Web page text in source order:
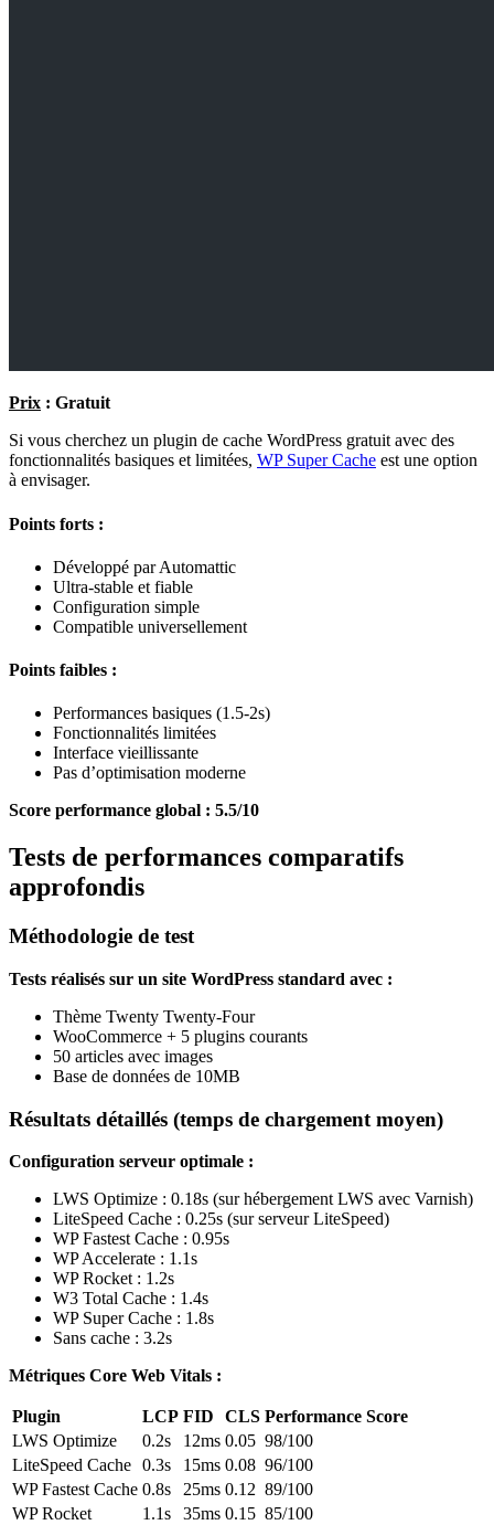
Prix : Gratuit
Si vous cherchez un plugin de cache WordPress gratuit avec des
fonctionnalités basiques et limitées, WP Super Cache est une option
à envisager.
Points forts :
Développé par Automattic
Ultra-stable et fiable
Configuration simple
Compatible universellement
Points faibles :
Performances basiques (1.5-2s)
Fonctionnalités limitées
Interface vieillissante
Pas d’optimisation moderne
Score performance global : 5.5/10
Tests de performances comparatifs
approfondis
Méthodologie de test
Tests réalisés sur un site WordPress standard avec :
Thème Twenty Twenty-Four
WooCommerce + 5 plugins courants
50 articles avec images
Base de données de 10MB
Résultats détaillés (temps de chargement moyen)
Configuration serveur optimale :
LWS Optimize : 0.18s (sur hébergement LWS avec Varnish)
LiteSpeed Cache : 0.25s (sur serveur LiteSpeed)
WP Fastest Cache : 0.95s
WP Accelerate : 1.1s
WP Rocket : 1.2s
W3 Total Cache : 1.4s
WP Super Cache : 1.8s
Sans cache : 3.2s
Métriques Core Web Vitals :
Plugin LCP FID CLS Performance Score
LWS Optimize
0.2s 12ms 0.05 98/100
LiteSpeed Cache 0.3s 15ms 0.08 96/100
WP Fastest Cache 0.8s 25ms 0.12 89/100
WP Rocket
1.1s 35ms 0.15 85/100